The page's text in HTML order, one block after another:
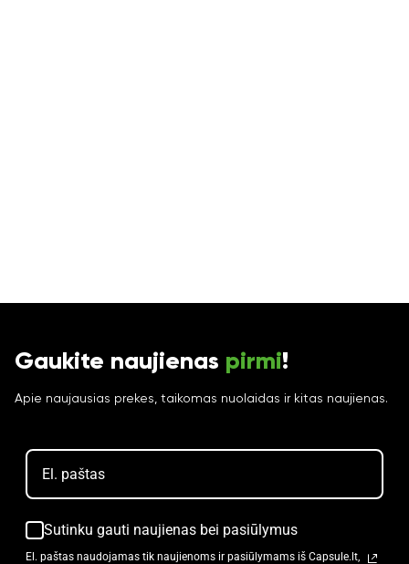
Gaukite naujienas pirmi!
Apie naujausias prekes, taikomas nuolaidas ir kitas naujienas.
Sutinku gauti naujienas bei pasiūlymus
El. paštas naudojamas tik naujienoms ir pasiūlymams iš Capsule.lt,